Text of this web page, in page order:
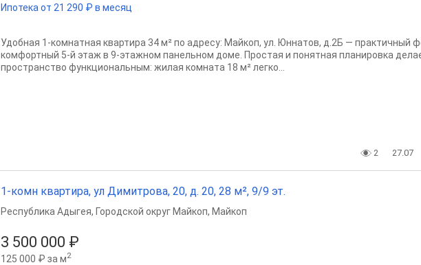
Ипотека от 21 290 ₽ в месяц
Удобная 1-комнатная квартира 34 м² по адресу: Майкоп, ул. Юннатов, д.2Б — практичный
комфортный 5-й этаж в 9-этажном панельном доме. Простая и понятная планировка
пространство функциональным: жилая комната 18 м² легко...
2 27.07
1-комн квартира, ул Димитрова, 20, д. 20, 28 м², 9/9 эт.
3 500 000 ₽
125 000 ₽ за м2
Республика Адыгея, Городской округ Майкоп, Майкоп